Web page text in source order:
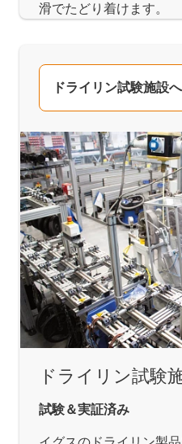
滑でたどり着けます。
ドライリン試験
試験＆実証済み
ドライリン試験施設へ